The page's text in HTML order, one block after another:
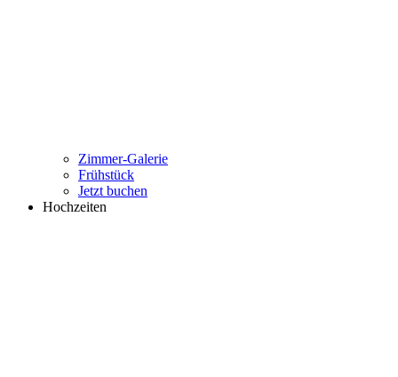
Zimmer-Galerie
Frühstück
Jetzt buchen
Hochzeiten